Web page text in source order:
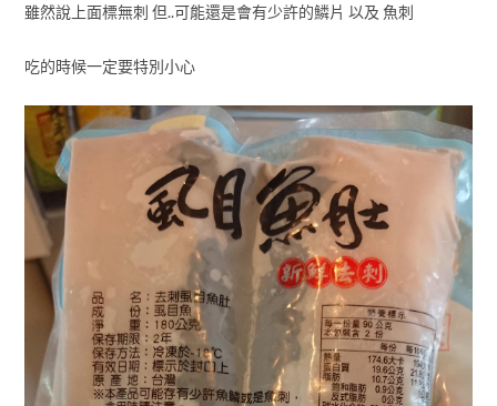
雖然說上面標無刺 但..可能還是會有少許的鱗片 以及 魚刺
吃的時候一定要特別小心